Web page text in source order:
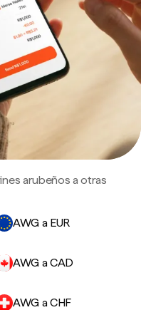
arubeños a otras
AWG a EUR
AWG a CAD
AWG a CHF